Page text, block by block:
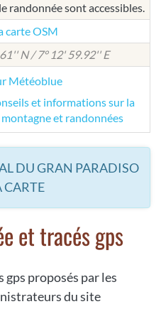
randonnée sont accessibles.
carte OSM
N / 7° 12' 59.92'' E
Météoblue
et informations sur la
et randonnées
DU GRAN PARADISO
CARTE
et tracés gps
gps proposés par les
du site